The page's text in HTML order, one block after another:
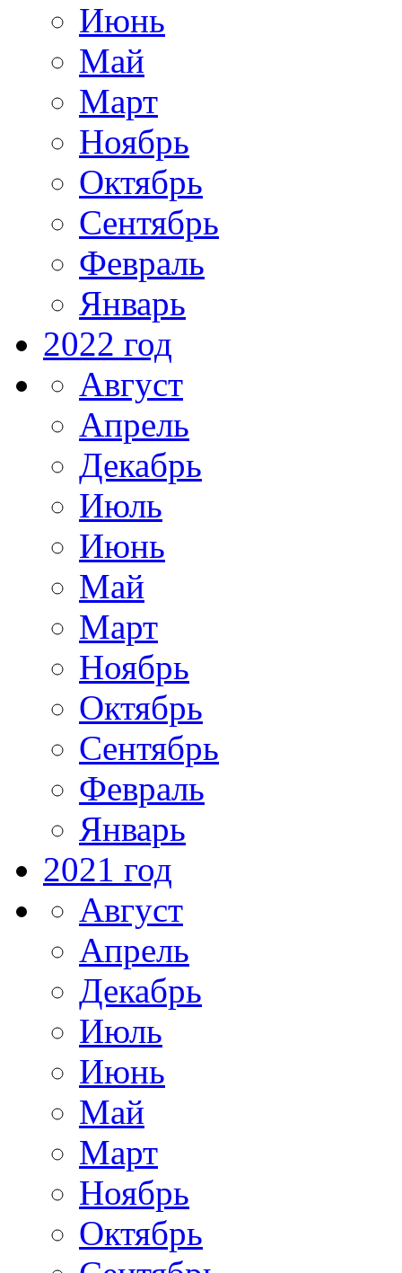
Июнь
Май
Март
Ноябрь
Октябрь
Сентябрь
Февраль
Январь
2022 год
Август
Апрель
Декабрь
Июль
Июнь
Май
Март
Ноябрь
Октябрь
Сентябрь
Февраль
Январь
2021 год
Август
Апрель
Декабрь
Июль
Июнь
Май
Март
Ноябрь
Октябрь